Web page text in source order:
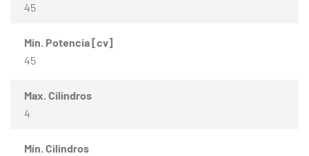
45
Mín. Potencia [cv]
45
Max. Cilindros
4
Mín. Cilindros